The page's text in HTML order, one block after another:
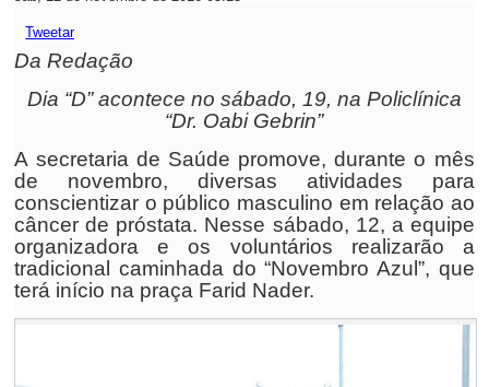
Tweetar
Da Redação
Dia “D” acontece no sábado, 19, na Policlínica
“Dr. Oabi Gebrin”
A secretaria de Saúde promove, durante o mês
de novembro, diversas atividades para
conscientizar o público masculino em relação ao
câncer de próstata. Nesse sábado, 12, a equipe
organizadora e os voluntários realizarão a
tradicional caminhada do “Novembro Azul”, que
terá início na praça Farid Nader.